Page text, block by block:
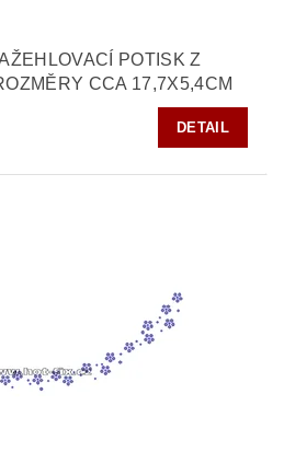
POTISK Z
CCA 17,7X5,4CM
DETAIL